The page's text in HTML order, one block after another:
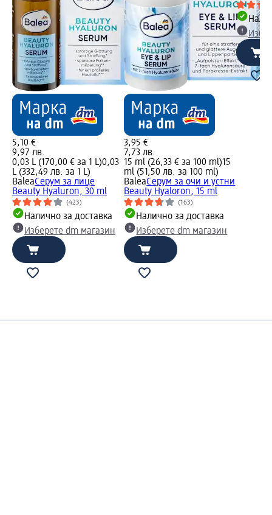
5,10 €
9,97 лв.
0,03 L (170,00 € за 1 L)0,03
L (332,49 лв. за 1 L)
BaleaСерум за лице
Beauty Hyaluron, 30 ml
(423)
Налично за доставка
Изберете dm магазин
3,95 €
7,73 лв.
15 ml (26,33 € за 100 ml)15
ml (51,50 лв. за 100 ml)
BaleaСерум за очи и устни
Beauty Hyaloron, 15 ml
(163)
Налично за доставка
Изберете dm магазин